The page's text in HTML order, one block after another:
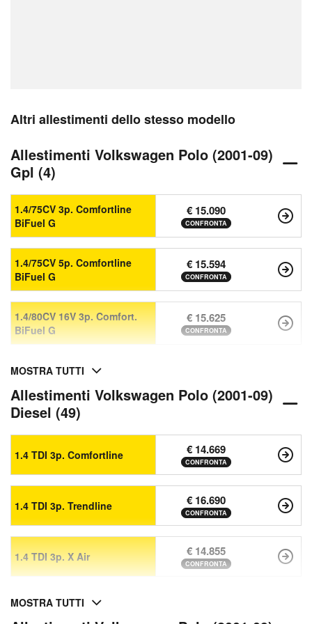
Altri allestimenti dello stesso modello
Allestimenti Volkswagen Polo (2001-09)
Gpl (4)
1.4/75CV 3p. Comfortline
BiFuel G
€ 15.090
CONFRONTA
1.4/75CV 5p. Comfortline
BiFuel G
€ 15.594
CONFRONTA
1.4/80CV 16V 3p. Comfort.
BiFuel G
€ 15.625
CONFRONTA
MOSTRA TUTTI
Allestimenti Volkswagen Polo (2001-09)
Diesel (49)
1.4 TDI 3p. Comfortline € 14.669
CONFRONTA
1.4 TDI 3p. Trendline € 16.690
CONFRONTA
1.4 TDI 3p. X Air € 14.855
CONFRONTA
MOSTRA TUTTI